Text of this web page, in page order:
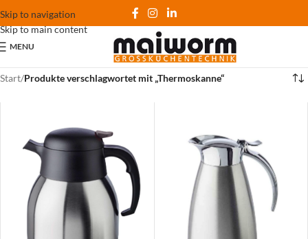
Skip to navigation
Skip to main content
MENU
Start/Produkte verschlagwortet mit „Thermoskanne“